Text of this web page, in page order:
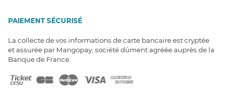
PAIEMENT SÉCURISÉ
La collecte de vos informations de carte bancaire est cryptée
et assurée par Mangopay, société dûment agréée auprès de la
Banque de France.